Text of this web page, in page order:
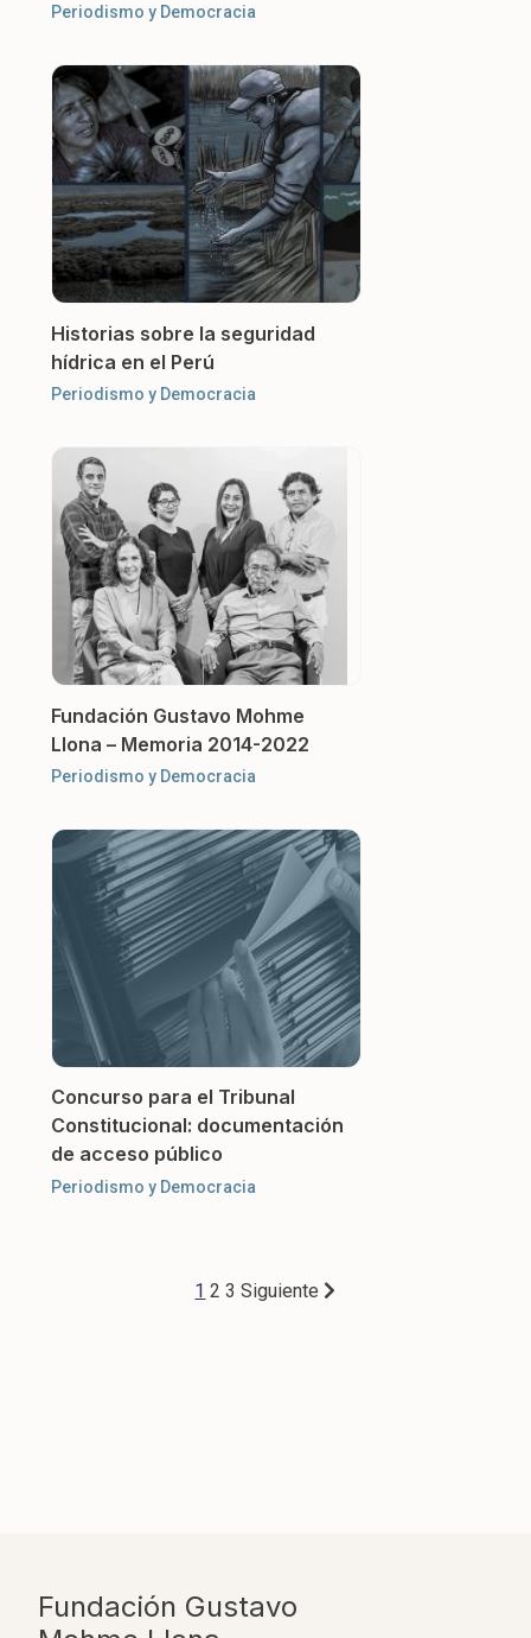
Periodismo y Democracia
Historias sobre la seguridad
hídrica en el Perú
Periodismo y Democracia
Fundación Gustavo Mohme
Llona – Memoria 2014-2022
Periodismo y Democracia
Concurso para el Tribunal
Constitucional: documentación
de acceso público
Periodismo y Democracia
Paginación
1 2 3 Siguiente
Fundación Gustavo